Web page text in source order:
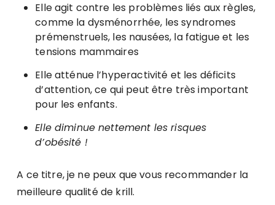
Elle agit contre les problèmes liés aux règles,
comme la dysménorrhée, les syndromes
prémenstruels, les nausées, la fatigue et les
tensions mammaires
Elle atténue l’hyperactivité et les déficits
d’attention, ce qui peut être très important
pour les enfants.
Elle diminue nettement les risques
d’obésité !
A ce titre, je ne peux que vous recommander la
meilleure qualité de krill.